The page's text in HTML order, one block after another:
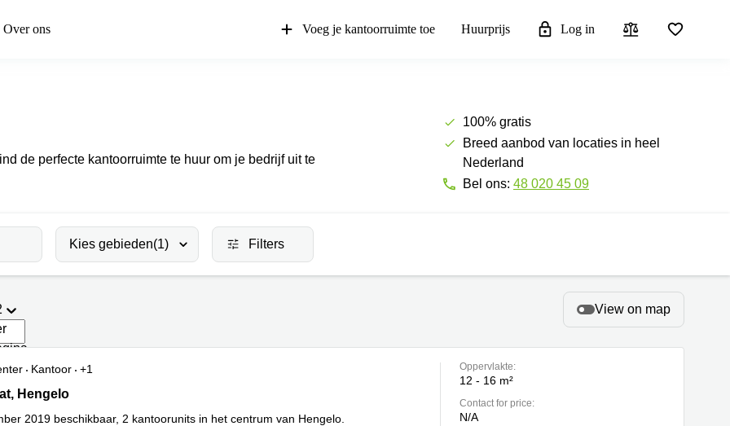
Over ons Voeg je kantoorruimte toe Huurprijs Log in
de perfecte kantoorruimte te huur om je bedrijf uit te
100% gratis
Breed aanbod van locaties in heel
Nederland
Bel ons: 48 020 45 09
Kies gebieden(1) Filters
View on map
Kantoor
+1
20, Hengelo, Nederland, Hengelo
Hengelo
2019 beschikbaar, 2 kantoorunits in het centrum van Hengelo.
Oppervlakte:
12 - 16 m²
Contact for price:
N/A